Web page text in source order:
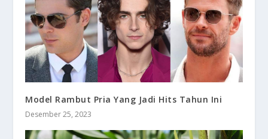
Model Rambut Pria Yang Jadi Hits Tahun Ini
Desember 25, 2023